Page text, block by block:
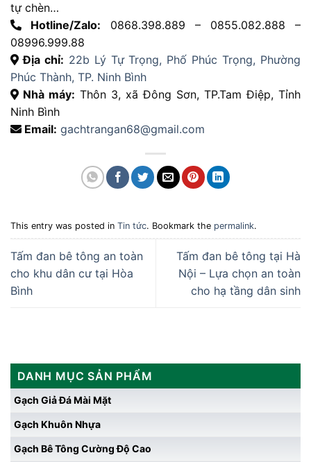
tự chèn…
Hotline/Zalo: 0868.398.889 – 0855.082.888 –
08996.999.88
Địa chỉ: 22b Lý Tự Trọng, Phố Phúc Trọng, Phường
Phúc Thành, TP. Ninh Bình
Nhà máy: Thôn 3, xã Đông Sơn, TP.Tam Điệp, Tỉnh
Ninh Bình
Email: gachtrangan68@gmail.com
This entry was posted in Tin tức. Bookmark the permalink.
Tấm đan bê tông an toàn
cho khu dân cư tại Hòa
Bình
Tấm đan bê tông tại Hà
Nội – Lựa chọn an toàn
cho hạ tầng dân sinh
DANH MỤC SẢN PHẨM
Gạch Giả Đá Mài Mặt
Gạch Khuôn Nhựa
Gạch Bê Tông Cường Độ Cao